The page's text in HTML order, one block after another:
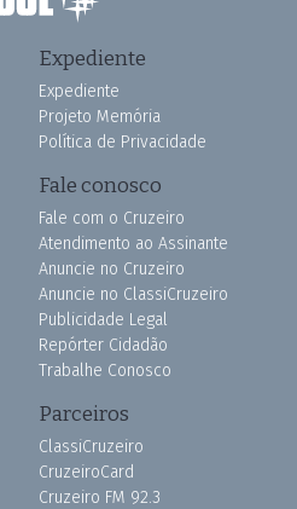
Expediente
Expediente
Projeto Memória
Política de Privacidade
Fale conosco
Fale com o Cruzeiro
Atendimento ao Assinante
Anuncie no Cruzeiro
Anuncie no ClassiCruzeiro
Publicidade Legal
Repórter Cidadão
Trabalhe Conosco
Parceiros
ClassiCruzeiro
CruzeiroCard
Cruzeiro FM 92.3